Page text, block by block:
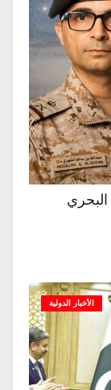
البحري
الأخبار الدولية